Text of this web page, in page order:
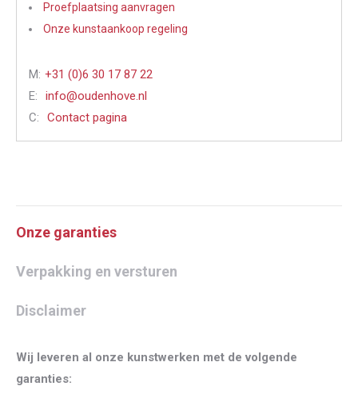
Proefplaatsing aanvragen
Onze kunstaankoop regeling
M: +31 (0)6 30 17 87 22
E:
info@oudenhove.nl
C:
Contact pagina
Onze garanties
Verpakking en versturen
Disclaimer
Wij leveren al onze kunstwerken met de volgende
garanties: